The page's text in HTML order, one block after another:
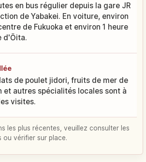
en bus régulier depuis la gare JR
de Yabakei. En voiture, environ
de Fukuoka et environ 1 heure
d'Ōita.
de poulet jidori, fruits de mer de
et autres spécialités locales sont à
visites.
les plus récentes, veuillez consulter les
ou vérifier sur place.